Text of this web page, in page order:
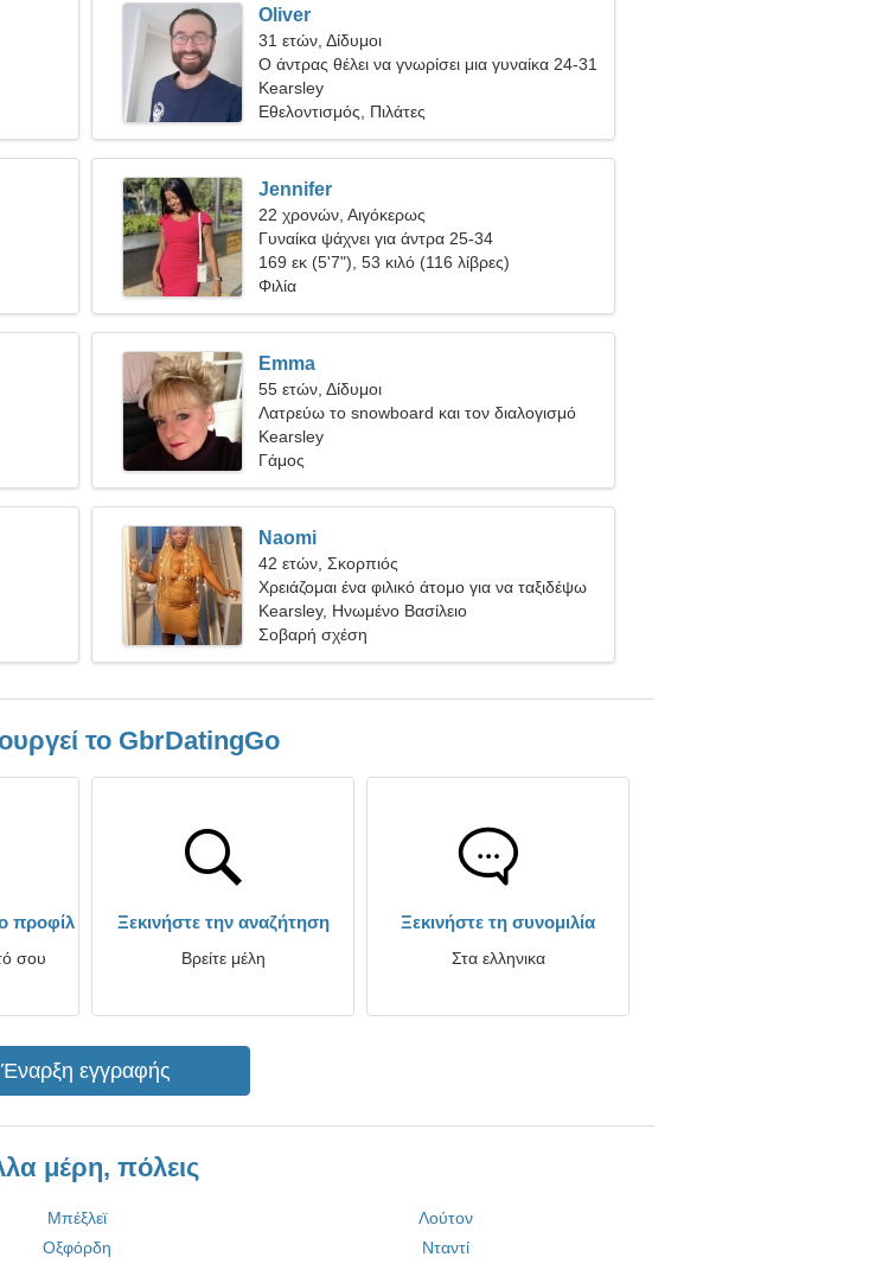
Oliver
31 ετών, Δίδυμοι
Ο άντρας θέλει να γνωρίσει μια γυναίκα 24-31
Kearsley
Εθελοντισμός, Πιλάτες
Jennifer
22 χρονών, Αιγόκερως
Γυναίκα ψάχνει για άντρα 25-34
169 εκ (5'7"), 53 κιλό (116 λίβρες)
Φιλία
Emma
55 ετών, Δίδυμοι
Λατρεύω το snowboard και τον διαλογισμό
Kearsley
Γάμος
Naomi
42 ετών, Σκορπιός
Χρειάζομαι ένα φιλικό άτομο για να ταξιδέψω
Kearsley, Ηνωμένο Βασίλειο
Σοβαρή σχέση
το GbrDatingGo
προφίλ
σου
Ξεκινήστε την αναζήτηση
Βρείτε μέλη
Ξεκινήστε τη συνομιλία
Στα ελληνικα
Έναρξη εγγραφής
μέρη, πόλεις
Μπέξλεϊ
Λούτον
Οξφόρδη
Νταντί